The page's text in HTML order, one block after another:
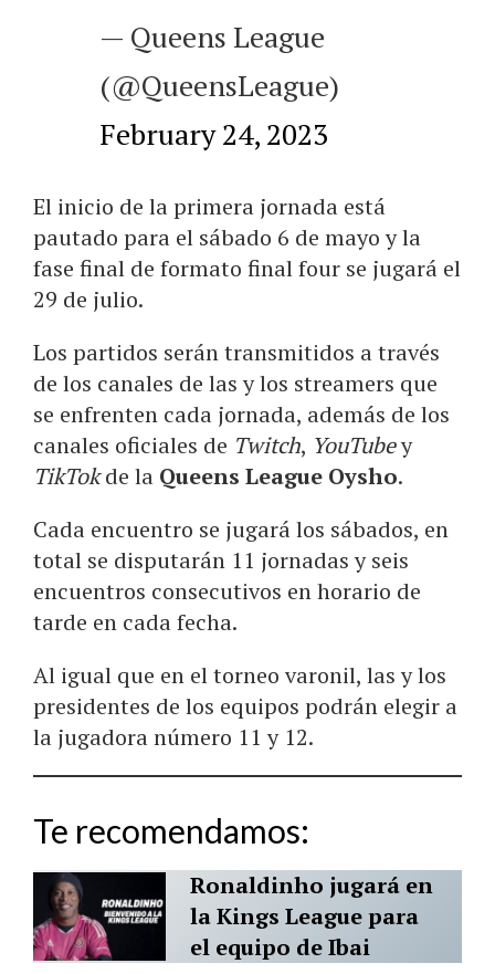
— Queens League
(@QueensLeague)
February 24, 2023
El inicio de la primera jornada está
pautado para el sábado 6 de mayo y la
fase final de formato final four se jugará el
29 de julio.
Los partidos serán transmitidos a través
de los canales de las y los streamers que
se enfrenten cada jornada, además de los
canales oficiales de Twitch, YouTubey
TikTokde la Queens League Oysho.
Cada encuentro se jugará los sábados, en
total se disputarán 11 jornadas y seis
encuentros consecutivos en horario de
tarde en cada fecha.
Al igual que en el torneo varonil, las y los
presidentes de los equipos podrán elegir a
la jugadora número 11 y 12.
Te recomendamos:
Ronaldinho jugará en
la Kings League para
el equipo de Ibai